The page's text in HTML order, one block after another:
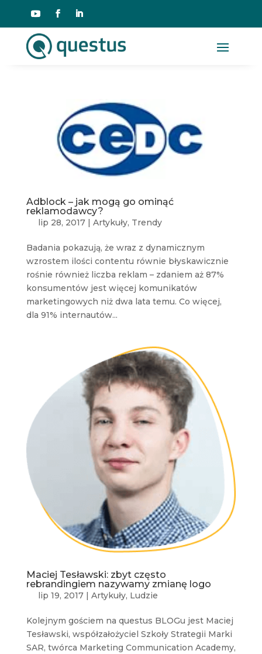
Adblock – jak mogą go ominąć
reklamodawcy?
lip 28, 2017| Artykuły, Trendy
Badania pokazują, że wraz z dynamicznym
wzrostem ilości contentu równie błyskawicznie
rośnie również liczba reklam – zdaniem aż 87%
konsumentów jest więcej komunikatów
marketingowych niż dwa lata temu. Co więcej,
dla 91% internautów...
Maciej Tesławski: zbyt często
rebrandingiem nazywamy zmianę logo
lip 19, 2017| Artykuły, Ludzie
Kolejnym gościem na questus BLOGu jest Maciej
Tesławski, współzałożyciel Szkoły Strategii Marki
SAR, twórca Marketing Communication Academy,